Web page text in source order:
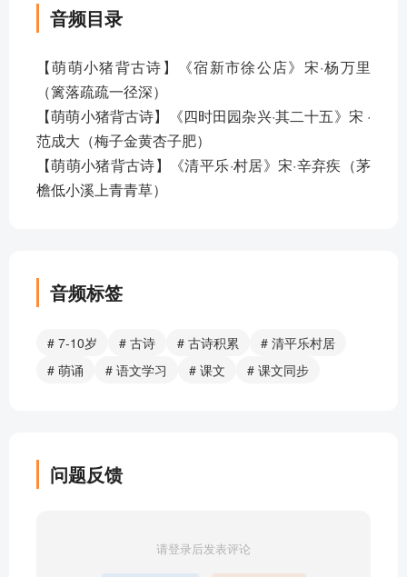
音频目录
【萌萌小猪背古诗】《宿新市徐公店》宋·杨万里
（篱落疏疏一径深）
【萌萌小猪背古诗】《四时田园杂兴·其二十五》宋 ·
范成大（梅子金黄杏子肥）
【萌萌小猪背古诗】《清平乐·村居》宋·辛弃疾（茅
檐低小溪上青青草）
音频标签
# 7-10岁 # 古诗 # 古诗积累
# 清平乐村居
# 萌诵
# 语文学习 # 课文 # 课文同步
问题反馈
请登录后发表评论